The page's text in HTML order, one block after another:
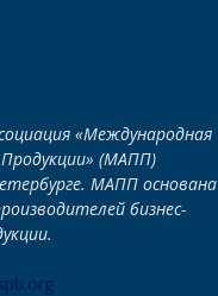
«Международная
(МАПП)
МАПП основана
бизнес-